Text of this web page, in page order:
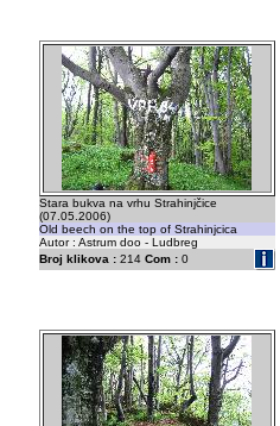
Stara bukva na vrhu Strahinjčice
(07.05.2006)
Old beech on the top of Strahinjcica
Autor : Astrum doo - Ludbreg
Broj klikova :214 Com :0